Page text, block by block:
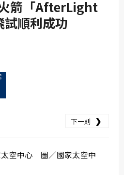
SDG11
SDG12
箭「AfterLight
試順利成功
下一則 ❯
空中心 圖／國家太空中